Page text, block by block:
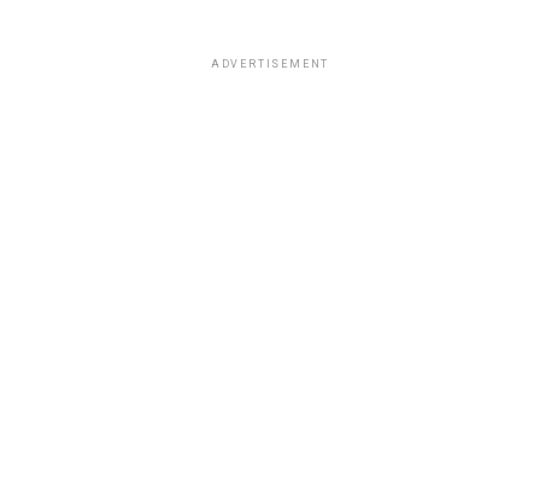
ADVERTISEMENT